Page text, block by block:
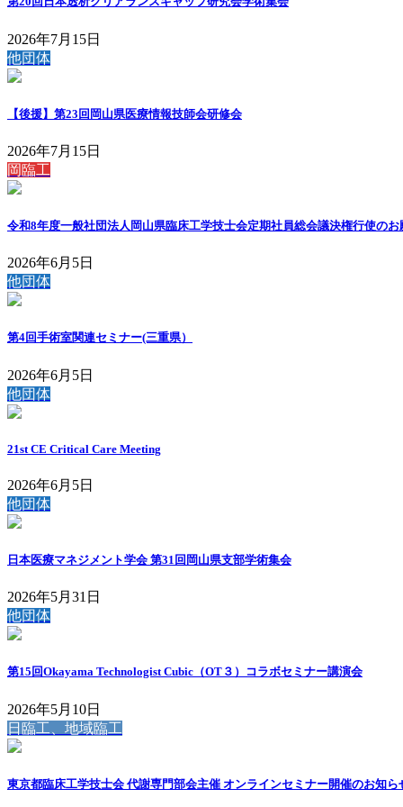
2026年7月15日
他団体
【後援】第23回岡山県医療情報技師会研修会
2026年7月15日
岡臨工
令和8年度一般社団法人岡山県臨床工学技士会定期社員総会議決権行使のお
2026年6月5日
他団体
第4回手術室関連セミナー(三重県）
2026年6月5日
他団体
21st CE Critical Care Meeting
2026年6月5日
他団体
日本医療マネジメント学会 第31回岡山県支部学術集会
2026年5月31日
他団体
第15回Okayama Technologist Cubic（OT３）コラボセミナー講演会
2026年5月10日
日臨工、地域臨工
東京都臨床工学技士会 代謝専門部会主催 オンラインセミナー開催のお知ら